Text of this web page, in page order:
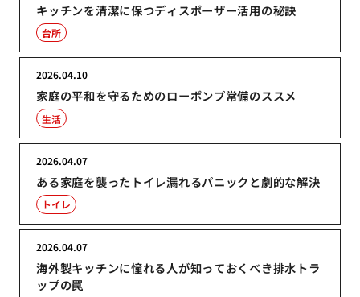
キッチンを清潔に保つディスポーザー活用の秘訣
台所
家庭の平和を守るためのローポンプ常備のススメ
2026.04.10
生活
ある家庭を襲ったトイレ漏れるパニックと劇的な解決
2026.04.07
トイレ
海外製キッチンに憧れる人が知っておくべき排水トラ
ップの罠
2026.04.07